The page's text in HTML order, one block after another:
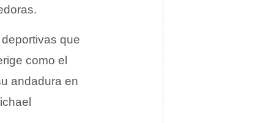
que
como el
andadura en